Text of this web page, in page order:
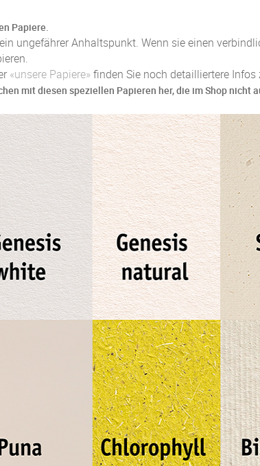
Papiere.
ungefährer Anhaltspunkt. Wenn sie einen
«unsere Papiere»finden Sie noch detailliertere Infos
mit diesen speziellen Papieren her, die im Shop